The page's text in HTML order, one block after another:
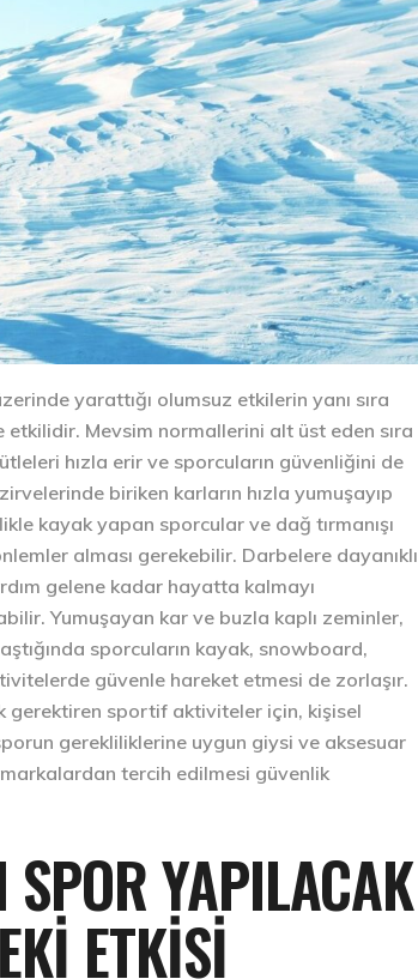
yarattığı olumsuz etkilerin yanı sıra
Mevsim normallerini alt üst eden sıra
hızla erir ve sporcuların güvenliğini de
biriken karların hızla yumuşayıp
kayak yapan sporcular ve dağ tırmanışı
alması gerekebilir. Darbelere dayanıklı
gelene kadar hayatta kalmayı
Yumuşayan kar ve buzla kaplı zeminler,
sporcuların kayak, snowboard,
güvenle hareket etmesi de zorlaşır.
gerektiren sportif aktiviteler için, kişisel
gerekliliklerine uygun giysi ve aksesuar
tercih edilmesi güvenlik
YAPILACAK
ETKISI